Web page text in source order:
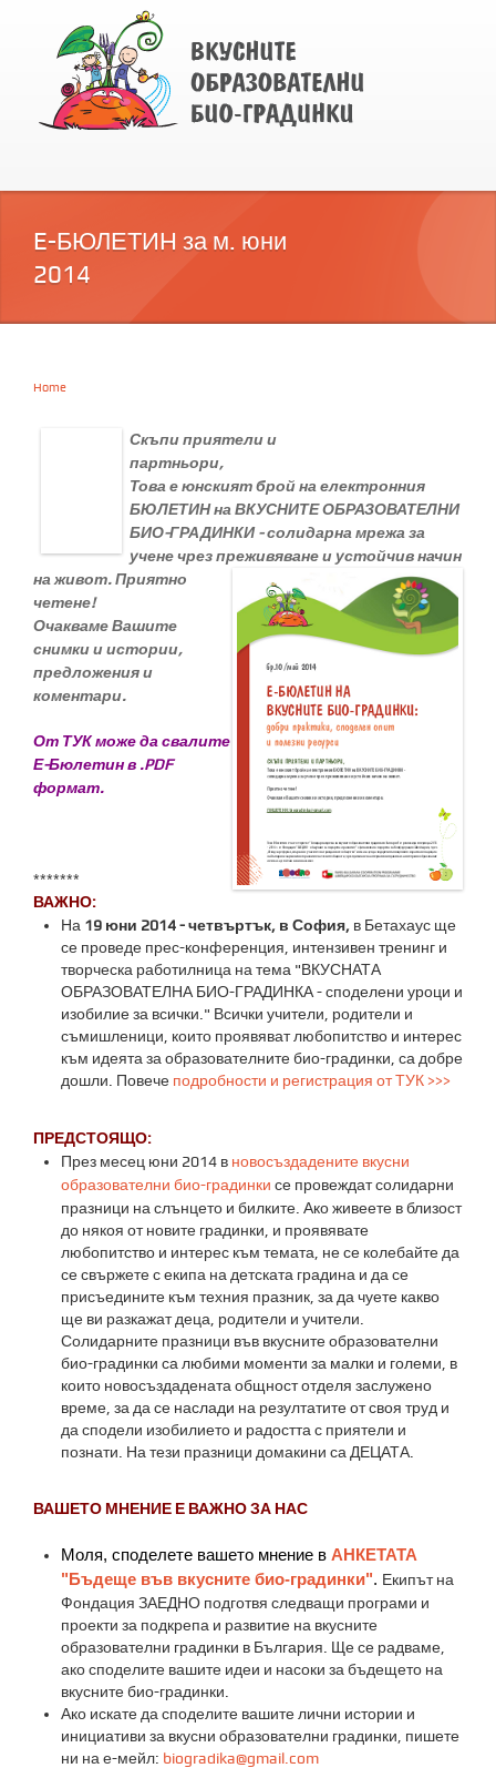
E-БЮЛЕТИН за м. юни
2014
Home
Скъпиприятели и
партньори,
Това е юнският брой на електронния
БЮЛЕТИН на ВКУСНИТЕ ОБРАЗОВАТЕЛНИ
БИО-ГРАДИНКИ - солидарна мрежа за
учене чрез преживяване и устойчивначин
на живот.Приятно
четене!
Очакваме Вашите
снимки и истории,
предложения и
коментари.
От ТУК може да свалите
Е-Бюлетин в .PDF
формат.
*******
ВАЖНО:
На 19 юни 2014 - четвъртък, в София, в Бетахаус ще
се проведе прес-конференция, интензивен тренинг и
творческа работилница на тема "ВКУСНАТА
ОБРАЗОВАТЕЛНА БИО-ГРАДИНКА - споделени уроци и
изобилие за всички." Всички учители, родители и
съмишленици, които проявяват любопитство и интерес
към идеята за образователните био-градинки, са добре
дошли. Повече подробности и регистрация от ТУК >>>
ПРЕДСТОЯЩО:
През месец юни 2014 в новосъздадените вкусни
образователни био-градинки се провеждат солидарни
празници на слънцето и билките. Ако живеете в близост
до някоя от новите градинки, и проявявате
любопитство и интерес към темата, не се колебайте да
се свържете с екипа на детската градина и да се
присъедините към техния празник, за да чуете какво
ще ви разкажат деца, родители и учители.
Солидарните празници във вкусните образователни
био-градинки са любими моменти за малки и големи, в
които новосъздадената общност отделя заслужено
време, за да се наслади на резултатите от своя труд и
да сподели изобилието и радостта с приятели и
познати. На тези празници домакини са ДЕЦАТА.
ВАШЕТО МНЕНИЕ Е ВАЖНО ЗА НАС
Моля, споделете вашето мнение в АНКЕТАТА
"Бъдеще във вкусните био-градинки". Екипът на
Фондация ЗАЕДНО подготвя следващи програми и
проекти за подкрепа и развитие на вкусните
образователни градинки в България. Ще се радваме,
ако споделите вашите идеи и насоки за бъдещето на
вкусните био-градинки.
Ако искате да споделите вашите лични истории и
инициативи за вкусни образователни градинки, пишете
ни на е-мейл: biogradika@gmail.com